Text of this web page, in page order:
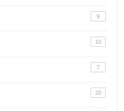
9
10
7
20